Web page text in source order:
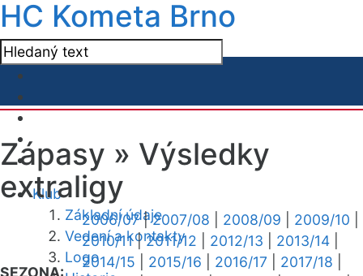
HC Kometa Brno
Klub
Základní údaje
Vedení a kontakty
Logo
Zápasy » Výsledky
extraligy
SEZONA:
2006/07|2007/08 2008/09 2009/10
2010/11|2011/12 2012/13 2013/14
2014/15
2015/16 2016/17 2017/18